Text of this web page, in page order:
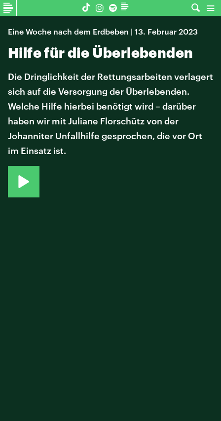
Eine Woche nach dem Erdbeben | 13. Februar 2023
Hilfe für die Überlebenden
Die Dringlichkeit der Rettungsarbeiten verlagert
sich auf die Versorgung der Überlebenden.
Welche Hilfe hierbei benötigt wird – darüber
haben wir mit Juliane Florschütz von der
Johanniter Unfallhilfe gesprochen, die vor Ort
im Einsatz ist.